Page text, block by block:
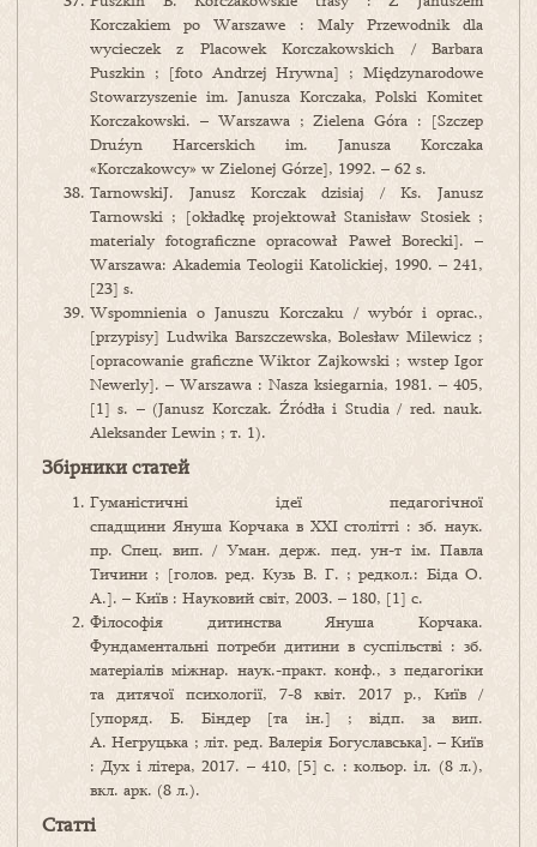
Korczakiem po Warszawe : Maly Przewodnik dla
wycieczek z Placowek Korczakowskich / Barbara
Puszkin ; [foto Andrzej Hrywna] ; Międzynarodowe
Stowarzyszenie im. Janusza Korczaka, Polski Komitet
Korczakowski. – Warszawa ; Zielena Góra : [Szczep
Druźyn Harcerskich im. Janusza Korczaka
«Korczakowcy» w Zielonej Górze], 1992. – 62 s.
TarnowskiJ. Janusz Korczak dzisiaj / Ks. Janusz
Tarnowski ; [okładkę projektował Stanisław Stosiek ;
materialy fotograficzne opracował Paweł Borecki]. –
Warszawa: Akademia Teologii Katolickiej, 1990. – 241,
[23] s.
Wspomnienia o Januszu Korczaku / wybór i oprac.,
[przypisy] Ludwika Barszczewska, Bolesław Milewicz ;
[opracowanie graficzne Wiktor Zajkowski ; wstep Igor
Newerly]. – Warszawa : Nasza ksiegarnia, 1981. – 405,
[1] s. – (Janusz Korczak. Źródła i Studia / red. nauk.
Aleksander Lewin ; т. 1).
Збірники статей
Гуманістичні ідеї педагогічної
спадщини Януша Корчака в ХХІ столітті : зб. наук.
пр. Спец. вип. / Уман. держ. пед. ун-т ім. Павла
Тичини ; [голов. ред. Кузь В. Г. ; редкол.: Біда О.
А.]. – Київ : Науковий світ, 2003. – 180, [1] с.
Філософія дитинства Януша Корчака.
Фундаментальні потреби дитини в суспільстві : зб.
матеріалів міжнар. наук.-практ. конф., з педагогіки
та дитячої психології, 7-8 квіт. 2017 р., Київ /
[упоряд. Б. Біндер [та ін.] ; відп. за вип.
А. Негруцька ; літ. ред. Валерія Богуславська]. – Київ
: Дух і літера, 2017. – 410, [5] с. : кольор. іл. (8 л.),
вкл. арк. (8 л.).
Статті